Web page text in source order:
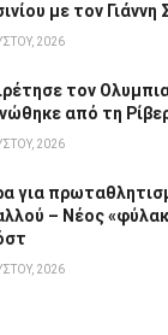
με τον Γιάννη
2026
τον
από τη
2026
για
– Νέος
2026